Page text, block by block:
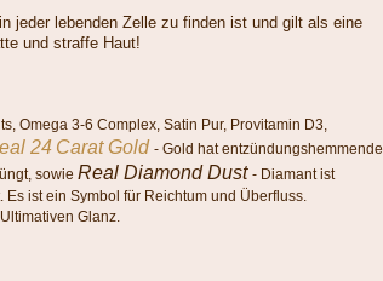
jeder lebenden Zelle zu finden ist und gilt als eine
und straffe Haut!
Omega 3-6 Complex, Satin Pur, Provitamin D3,
24 Carat Gold - Gold hat entzündungshemmende
sowie Real Diamond Dust - Diamant ist
ist ein Symbol für Reichtum und Überfluss.
Glanz.